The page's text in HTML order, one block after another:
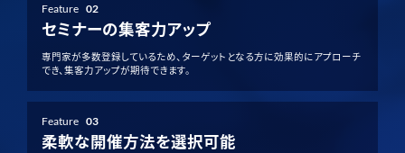
Feature 02
セミナーの集客力アップ
専門家が多数登録しているため、ターゲットとなる方に効果的にアプローチ
でき、集客力アップが期待できます。
Feature 03
柔軟な開催方法を選択可能